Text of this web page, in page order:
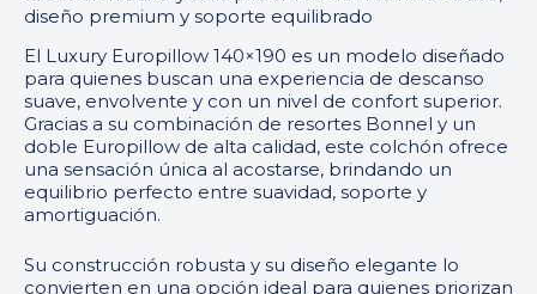
diseño premium y soporte equilibrado
El Luxury Europillow 140×190 es un modelo diseñado
para quienes buscan una experiencia de descanso
suave, envolvente y con un nivel de confort superior.
Gracias a su combinación de resortes Bonnel y un
doble Europillow de alta calidad, este colchón ofrece
una sensación única al acostarse, brindando un
equilibrio perfecto entre suavidad, soporte y
amortiguación.
Su construcción robusta y su diseño elegante lo
convierten en una opción ideal para quienes priorizan